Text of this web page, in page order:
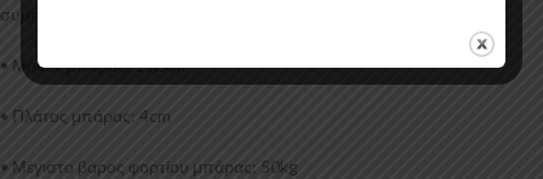
συμπεριλαμβανομένου και T.U.V.
• Μήκος μπάρας: 112cm
• Πλάτος μπάρας: 4cm
• Μέγιστο βάρος φορτίου μπάρας: 50kg